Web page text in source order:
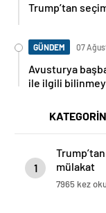
Trump’tan
GÜNDEM 07
Avusturya
ile ilgili
1
mülakat
7965 kez